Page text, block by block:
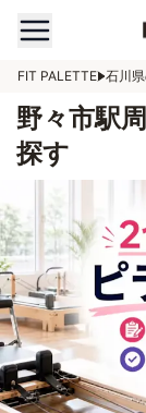
FIT PALETTE 石川
野々市駅
探す